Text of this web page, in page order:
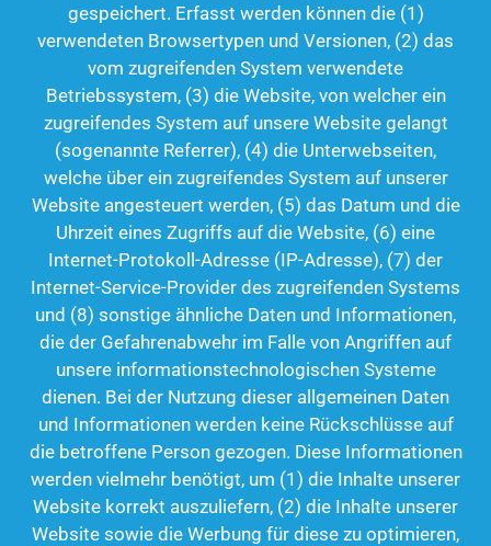
gespeichert. Erfasst werden können die (1)
verwendeten Browsertypen und Versionen, (2) das
vom zugreifenden System verwendete
Betriebssystem, (3) die Website, von welcher ein
zugreifendes System auf unsere Website gelangt
(sogenannte Referrer), (4) die Unterwebseiten,
welche über ein zugreifendes System auf unserer
Website angesteuert werden, (5) das Datum und die
Uhrzeit eines Zugriffs auf die Website, (6) eine
Internet-Protokoll-Adresse (IP-Adresse), (7) der
Internet-Service-Provider des zugreifenden Systems
und (8) sonstige ähnliche Daten und Informationen,
die der Gefahrenabwehr im Falle von Angriffen auf
unsere informationstechnologischen Systeme
dienen. Bei der Nutzung dieser allgemeinen Daten
und Informationen werden keine Rückschlüsse auf
die betroffene Person gezogen. Diese Informationen
werden vielmehr benötigt, um (1) die Inhalte unserer
Website korrekt auszuliefern, (2) die Inhalte unserer
Website sowie die Werbung für diese zu optimieren,